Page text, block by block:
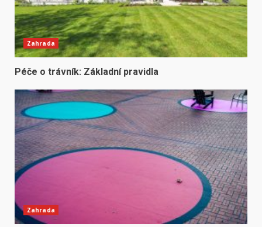
Zahrada
Péče o trávník: Základní pravidla
Zahrada